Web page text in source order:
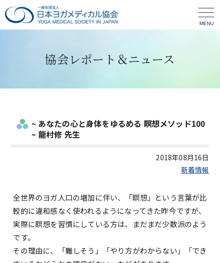
MENU
協会レポート＆ニュース
~ あなたの心と身体をゆるめる 瞑想メソッド100
~ 龍村修 先生
2018年08月16日
新着情報
全世界のヨガ人口の増加に伴い、「瞑想」という言葉が比
較的に違和感なく使われるようになってきた昨今ですが、
実際に瞑想を習慣にしている方は、まだまだ少数派のよう
です。
その理由に、「難しそう」「やり方がわからない」「でき